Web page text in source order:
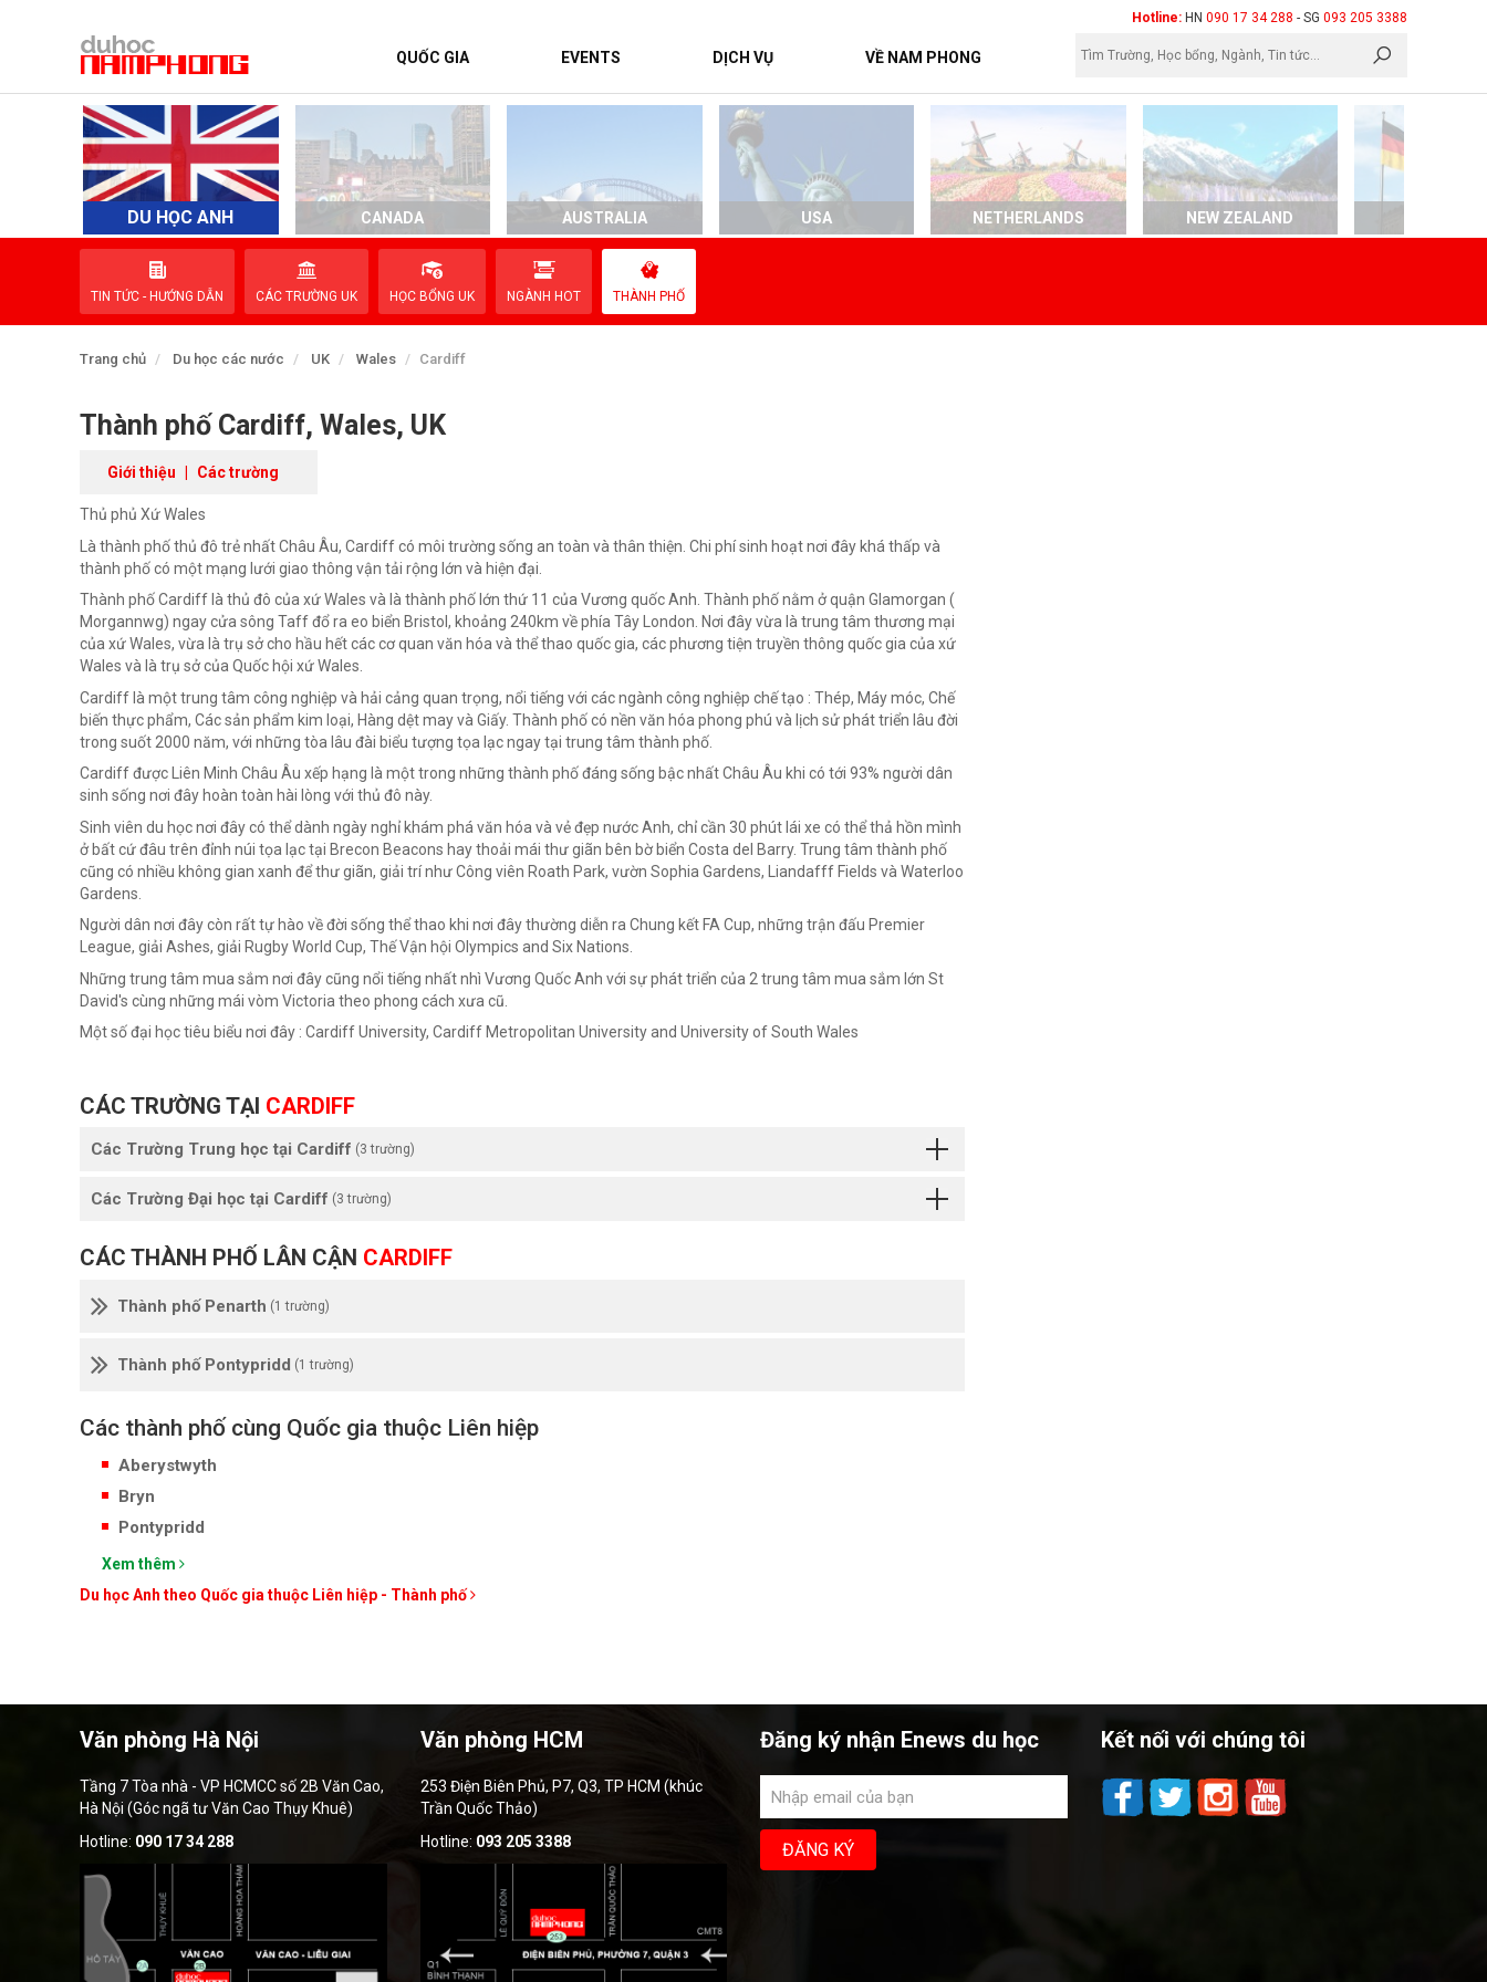
Hotline: HN 090 17 34 288 - SG 093 205 3388
QUỐC GIA EVENTS DỊCH VỤ VỀ NAM PHONG
DU HỌC ANH CANADA AUSTRALIA USA NETHERLANDS NEW ZEALAND
TIN TỨC - HƯỚNG DẪN CÁC TRƯỜNG UK HỌC BỔNG UK NGÀNH HOT THÀNH PHỐ
Trang chủ Du học các nước UK Wales Cardiff
Thành phố Cardiff, Wales, UK
Giới thiệu | Các trường
Thủ phủ Xứ Wales
Là thành phố thủ đô trẻ nhất Châu Âu, Cardiff có môi trường sống an toàn và thân thiện. Chi phí sinh hoạt nơi đây khá thấp và
thành phố có một mạng lưới giao thông vận tải rộng lớn và hiện đại.
Thành phố Cardiff là thủ đô của xứ Wales và là thành phố lớn thứ 11 của Vương quốc Anh. Thành phố nằm ở quận Glamorgan (
Morgannwg) ngay cửa sông Taff đổ ra eo biển Bristol, khoảng 240km về phía Tây London. Nơi đây vừa là trung tâm thương mại
của xứ Wales, vừa là trụ sở cho hầu hết các cơ quan văn hóa và thể thao quốc gia, các phương tiện truyền thông quốc gia của xứ
Wales và là trụ sở của Quốc hội xứ Wales.
Cardiff là một trung tâm công nghiệp và hải cảng quan trọng, nổi tiếng với các ngành công nghiệp chế tạo : Thép, Máy móc, Chế
biến thực phẩm, Các sản phẩm kim loại, Hàng dệt may và Giấy. Thành phố có nền văn hóa phong phú và lịch sử phát triển lâu đời
trong suốt 2000 năm, với những tòa lâu đài biểu tượng tọa lạc ngay tại trung tâm thành phố.
Cardiff được Liên Minh Châu Âu xếp hạng là một trong những thành phố đáng sống bậc nhất Châu Âu khi có tới 93% người dân
sinh sống nơi đây hoàn toàn hài lòng với thủ đô này.
Sinh viên du học nơi đây có thể dành ngày nghỉ khám phá văn hóa và vẻ đẹp nước Anh, chỉ cần 30 phút lái xe có thể thả hồn mình
ở bất cứ đâu trên đỉnh núi tọa lạc tại Brecon Beacons hay thoải mái thư giãn bên bờ biển Costa del Barry. Trung tâm thành phố
cũng có nhiều không gian xanh để thư giãn, giải trí như Công viên Roath Park, vườn Sophia Gardens, Liandafff Fields và Waterloo
Gardens.
Người dân nơi đây còn rất tự hào về đời sống thể thao khi nơi đây thường diễn ra Chung kết FA Cup, những trận đấu Premier
League, giải Ashes, giải Rugby World Cup, Thế Vận hội Olympics and Six Nations.
Những trung tâm mua sắm nơi đây cũng nổi tiếng nhất nhì Vương Quốc Anh với sự phát triển của 2 trung tâm mua sắm lớn St
David's cùng những mái vòm Victoria theo phong cách xưa cũ.
Một số đại học tiêu biểu nơi đây : Cardiff University, Cardiff Metropolitan University and University of South Wales
CÁC TRƯỜNG TẠI CARDIFF
Các Trường Trung học tại Cardiff (3 trường)
Các Trường Đại học tại Cardiff (3 trường)
CÁC THÀNH PHỐ LÂN CẬN CARDIFF
Thành phố Penarth (1 trường)
Thành phố Pontypridd (1 trường)
Các thành phố cùng Quốc gia thuộc Liên hiệp
Aberystwyth
Bryn
Pontypridd
Xem thêm
Du học Anh theo Quốc gia thuộc Liên hiệp - Thành phố
Văn phòng Hà Nội
Tầng 7 Tòa nhà - VP HCMCC số 2B Văn Cao,
Hà Nội (Góc ngã tư Văn Cao Thụy Khuê)
Hotline: 090 17 34 288
Văn phòng HCM
253 Điện Biên Phủ, P7, Q3, TP HCM (khúc
Trần Quốc Thảo)
Hotline: 093 205 3388
Đăng ký nhận Enews du học Kết nối với chúng tôi
TRANG CHỦ
QUỐC GIA
EVENTS
LIÊN HỆ